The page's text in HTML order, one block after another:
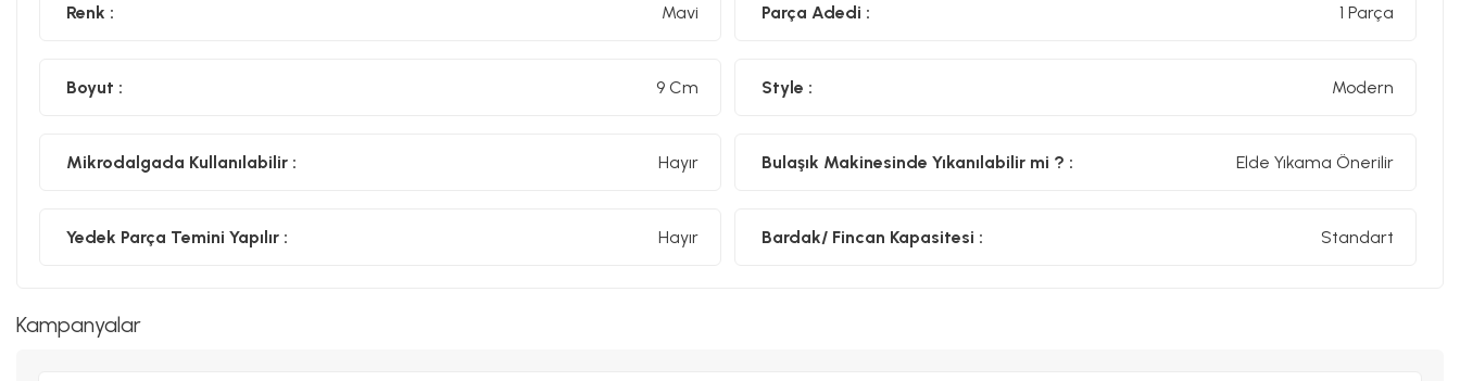
Renk : Mavi Parça Adedi : 1 Parça
Boyut : 9 Cm Style : Modern
Mikrodalgada Kullanılabilir : Hayır Bulaşık Makinesinde Yıkanılabilir mi ? : Elde Yıkama Önerilir
Yedek Parça Temini Yapılır : Hayır Bardak/ Fincan Kapasitesi : Standart
Kampanyalar